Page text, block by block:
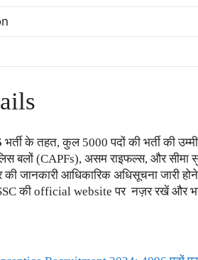
भर्ती के तहत, कुल 5000 पदों की भर्ती की
बलों (CAPFs), असम राइफल्स, और सीमा
जानकारी आधिकारिक अधिसूचना जारी
की official website पर नज़र रखें और